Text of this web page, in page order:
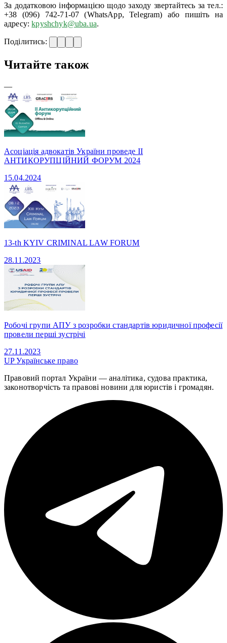
За додатковою інформацією щодо заходу звертайтесь за тел.:
+38 (096) 742-71-07 (WhatsApp, Telegram) або пишіть на
адресу:kpyshchyk@uba.ua.
Поділитись:
Читайте також
—
Асоціація адвокатів України проведе II
АНТИКОРУПЦІЙНИЙ ФОРУМ 2024
15.04.2024
13-th KYIV CRIMINAL LAW FORUM
28.11.2023
Робочі групи АПУ з розробки стандартів юридичної професії
провели перші зустрічі
27.11.2023
UPУкраїнське право
Правовий портал України — аналітика, судова практика,
законотворчість та правові новини для юристів і громадян.